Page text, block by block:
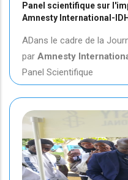
Panel scientifique sur
Amnesty International-
ADans le cadre de la
par Amnesty
Panel Scientifique